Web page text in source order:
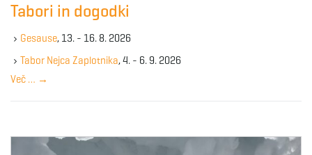
e
y
w
r
Tabori in dogodki
Gesause, 13. - 16. 8. 2026
Tabor Nejca Zaplotnika, 4. - 6. 9. 2026
Več … →